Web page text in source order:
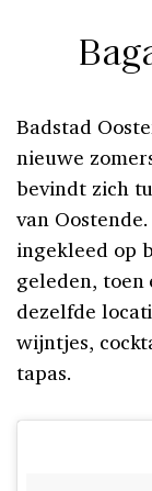
Badstad
nieuwe
bevindt zich
van
ingekleed op
geleden, toen
dezelfde
wijntjes,
tapas.